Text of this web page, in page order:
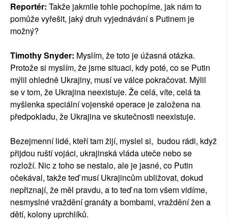
Reportér: Takže jakmile tohle pochopíme, jak nám to
pomůže vyřešit, jaký druh vyjednávání s Putinem je
možný?
Timothy Snyder: Myslím, že toto je úžasná otázka.
Protože si myslím, že jsme situaci, kdy poté, co se Putin
mýlil ohledně Ukrajiny, musí ve válce pokračovat. Mýlil
se v tom, že Ukrajina neexistuje. Že celá, víte, celá ta
myšlenka speciální vojenské operace je založena na
předpokladu, že Ukrajina ve skutečnosti neexistuje.
Bezejmenní lidé, kteří tam žijí, myslel si, budou rádi, když
přijdou ruští vojáci, ukrajinská vláda uteče nebo se
rozloží. Nic z toho se nestalo, ale je jasné, co Putin
očekával, takže teď musí Ukrajincům ubližovat, dokud
nepřiznají, že měl pravdu, a to teď na tom všem vidíme,
nesmyslné vraždění granáty a bombami, vraždění žen a
dětí, kolony uprchlíků.